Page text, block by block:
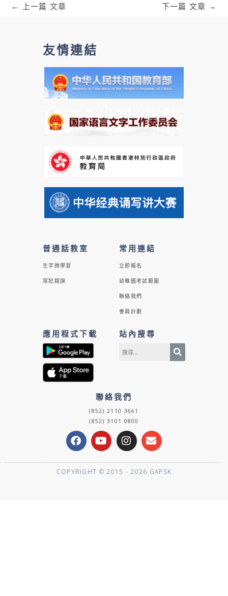
← 上一篇 文章 下一篇 文章 →
友情連結
普通話教室
生字微學習
常犯錯誤
常用連結
立即報名
幼稚園考試範圍
聯絡我們
會員計劃
應用程式下載 站內搜尋
聯絡我們
(852) 2110 3661
(852) 3101 0800
F
a
c
e
b
Y
o
u
t
u
I
n
s
t
a
E
n
v
e
l
COPYRIGHT © 2015 - 2026 GAPSK